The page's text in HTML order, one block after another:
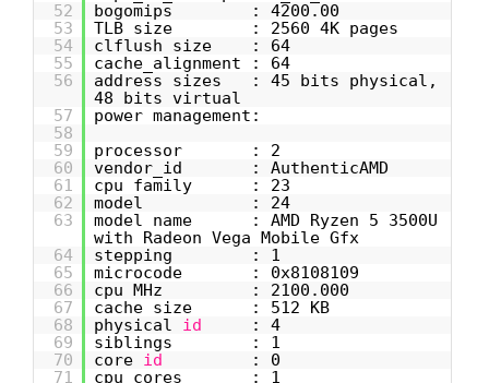
52
bogomips : 4200.00
53
TLB size : 2560 4K pages
54
clflush size : 64
55
cache_alignment : 64
56
address sizes : 45 bits physical,
48 bits virtual
57
power management:
58
59
processor : 2
60
vendor_id : AuthenticAMD
61
cpu family : 23
62
model : 24
63
model name : AMD Ryzen 5 3500U
with Radeon Vega Mobile Gfx
64
stepping : 1
65
microcode : 0x8108109
66
cpu MHz : 2100.000
67
cache size : 512 KB
68
physical id
: 4
69
siblings : 1
70
core id
: 0
71
cpu cores : 1